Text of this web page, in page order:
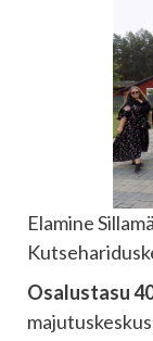
Elamine
Osalustasu